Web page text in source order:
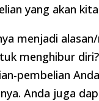
yang akan
menjadi
menghibur
pembelian
Anda juga